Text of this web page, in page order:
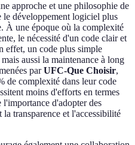
approche et une philosophie de
développement logiciel plus
À une époque où la complexité
le nécessité d'un code clair et
effet, un code plus simple
aussi la maintenance à long
parUFC-Que Choisir,
de complexité dans leur code
moins d'efforts en termes
l'importance d'adopter des
transparence et l'accessibilité